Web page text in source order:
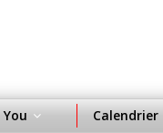
You Calendrier